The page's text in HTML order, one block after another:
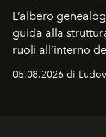
L’albero
guida alla
ruoli all’interno
05.08.2026 di